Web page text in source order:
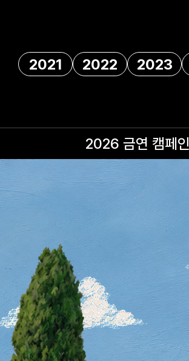
2021 2022 2023
2026 금연 캠페인